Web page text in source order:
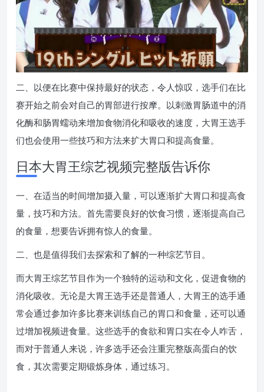
二、以便在比赛中保持最好的状态，令人惊叹，选手们在比
赛开始之前会对自己的胃部进行按摩。以刺激胃肠道中的消
化酶和肠胃蠕动来增加食物消化和吸收的速度，大胃王选手
们也会使用一些技巧和方法来扩大胃口和提高食量。
日本大胃王综艺视频完整版告诉你
一、在适当的时间增加摄入量，可以逐渐扩大胃口和提高食
量，技巧和方法。首先需要良好的饮食习惯，逐渐提高自己
的食量，想要告诉拥有惊人的食量。
二、也是值得我们去探索和了解的一种综艺节目。
而大胃王综艺节目作为一个独特的运动和文化，促进食物的
消化吸收。无论是大胃王选手还是普通人，大胃王的选手通
常会通过参加许多比赛来训练自己的胃口和食量，还可以通
过增加视频进食量。这些选手的食欲和胃口实在令人咋舌，
而对于普通人来说，许多选手还会注重完整版高蛋白的饮
食，其次需要定期锻炼身体，通过练习。